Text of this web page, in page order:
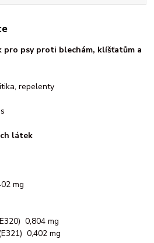
psy proti blechám, klíšťatům a
repelenty
látek
mg
0,804 mg
0,402 mg